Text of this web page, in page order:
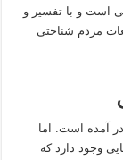
است و با تفسیر و
مردم شناختی
در آمده است. اما
وجود دارد که